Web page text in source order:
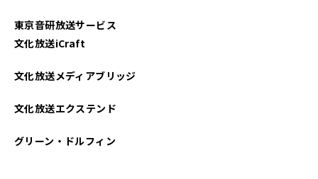
東京音研放送サービス
文化放送iCraft
文化放送メディアブリッジ
文化放送エクステンド
グリーン・ドルフィン